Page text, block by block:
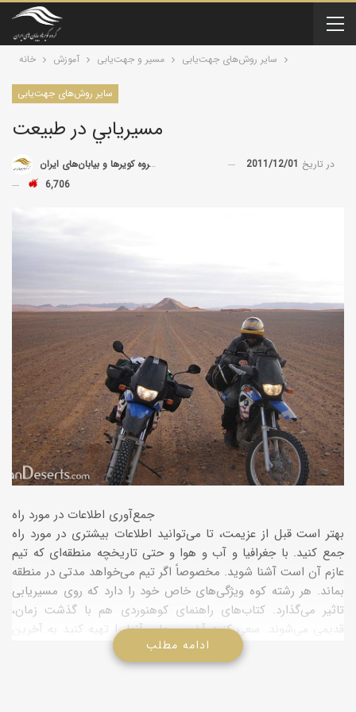
خانه آموزش مسیر و جهت‌یابی سایر روش‌های جهت‌یابی
سایر روش‌های جهت‌یابی
مسير‌يابي در طبيعت
توسط گروه کویرها و بیابان‌های ایران در تاریخ 2011/12/01
6,706
جمع‌آوری اطلاعات در مورد راه
بهتر است قبل از عزیمت، تا می‌توانید اطلاعات بیشتری در مورد راه
جمع كنید. با جغرافیا و آب و هوا و حتی تاریخچه منطقه‌ای كه تیم
عازم آن است آشنا شوید. مخصوصاً اگر تیم می‌خواهد مدتی در منطقه
بماند. هر رشته كوه ویژگی‌های خاص خود را دارد كه روی مسیر‌یابی
تاثیر می‌گذارد. كتاب‌های راهنمای كوهنوردی هم با گذشت زمان،
قدیمی می‌شوند. سعی كنید آخرین چاپ آنها را تهیه كنید به آخرین
كوهنوردانی كه قبلاً در منطقه بوده‌اند، می‌توانند اطلاعات خوبی در
ادامه مطلب